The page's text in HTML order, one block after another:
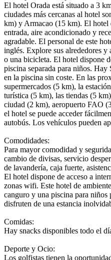
El hotel Orada está situado a 3
ciudades más cercanas al hotel
km) y Armacao (15 km). El hotel
entrada, aire acondicionado y
agradable. El personal de este
inglés. Explore sus alrededores
o una bicicleta. El hotel dispone
piscina separada para niños.
en la piscina sin coste. En las
supermercados (5 km), la
turística (5 km), las tiendas (5
ciudad (2 km), aeropuerto FAO
el hotel se puede acceder
autobús. Los vehículos pueden
Comodidades:
Para mayor comodidad y
cambio de divisas, servicio
de lavandería, caja fuerte,
El hotel dispone de acceso a
zonas wifi. Este hotel de
canguro y una piscina para niños
disfruten de una estancia
Comidas:
Hay snacks disponibles todo el
Deporte y Ocio:
Los golfistas tienen la